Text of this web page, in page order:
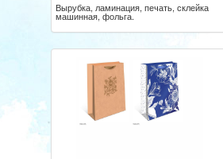
Вырубка, ламинация, печать, склейка
машинная, фольга.